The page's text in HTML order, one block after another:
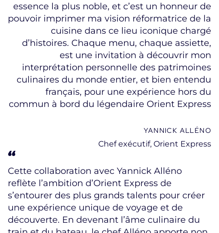
essence la plus noble, et c’est un honneur de
pouvoir imprimer ma vision réformatrice de la
cuisine dans ce lieu iconique chargé
d’histoires. Chaque menu, chaque assiette,
est une invitation à découvrir mon
interprétation personnelle des patrimoines
culinaires du monde entier, et bien entendu
français, pour une expérience hors du
commun à bord du légendaire Orient Express
YANNICK ALLÉNO
Chef exécutif, Orient Express
Cette collaboration avec Yannick Alléno
reflète l’ambition d’Orient Express de
s’entourer des plus grands talents pour créer
une expérience unique de voyage et de
découverte. En devenant l’âme culinaire du